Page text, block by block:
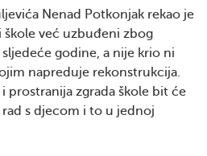
Nenad Potkonjak rekao je
već uzbuđeni zbog
godine, a nije krio ni
napreduje rekonstrukcija.
prostranija zgrada škole bit će
s djecom i to u jednoj